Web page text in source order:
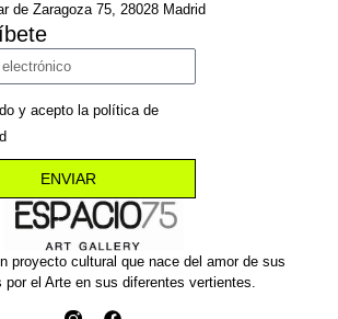
proyecto cultural que nace del amor de sus
por el Arte en sus diferentes vertientes.
de Zaragoza 75, 28028 Madrid
y acepto la política de
ENVIAR